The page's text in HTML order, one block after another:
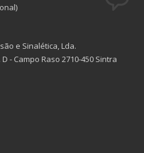
e Sinalética, Lda.
- Campo Raso 2710-450 Sintra